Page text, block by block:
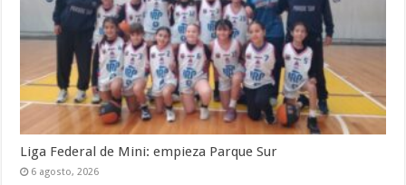
Liga Federal de Mini: empieza Parque Sur
6 agosto, 2026